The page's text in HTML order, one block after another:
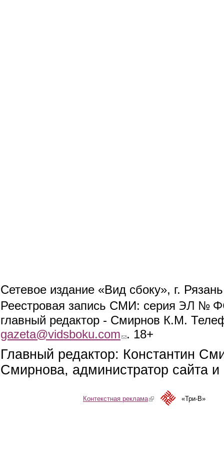
Сетевое издание «Вид сбоку», г.
Реестровая запись СМИ: серия ЭЛ №
главный редактор - Смирнов К.М.
gazeta@vidsboku.com (link sends e-mail)
. 18+
Главный редактор: Константин
Смирнова, администратор сайта
Контекстная реклама(link is external)«Три-В»